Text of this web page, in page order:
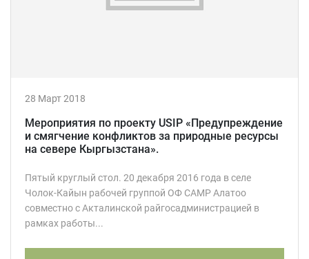
28 Март 2018
Мероприятия по проекту USIP «Предупреждение
и смягчение конфликтов за природные ресурсы
на севере Кыргызстана».
Пятый круглый стол. 20 декабря 2016 года в селе
Чолок-Кайын рабочей группой ОФ САМР Алатоо
совместно с Акталинской райгосадминистрацией в
рамках работы...